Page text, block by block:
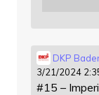
DKP
3/21/2024
#15 –